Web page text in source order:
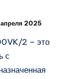
2025
2 – это
с